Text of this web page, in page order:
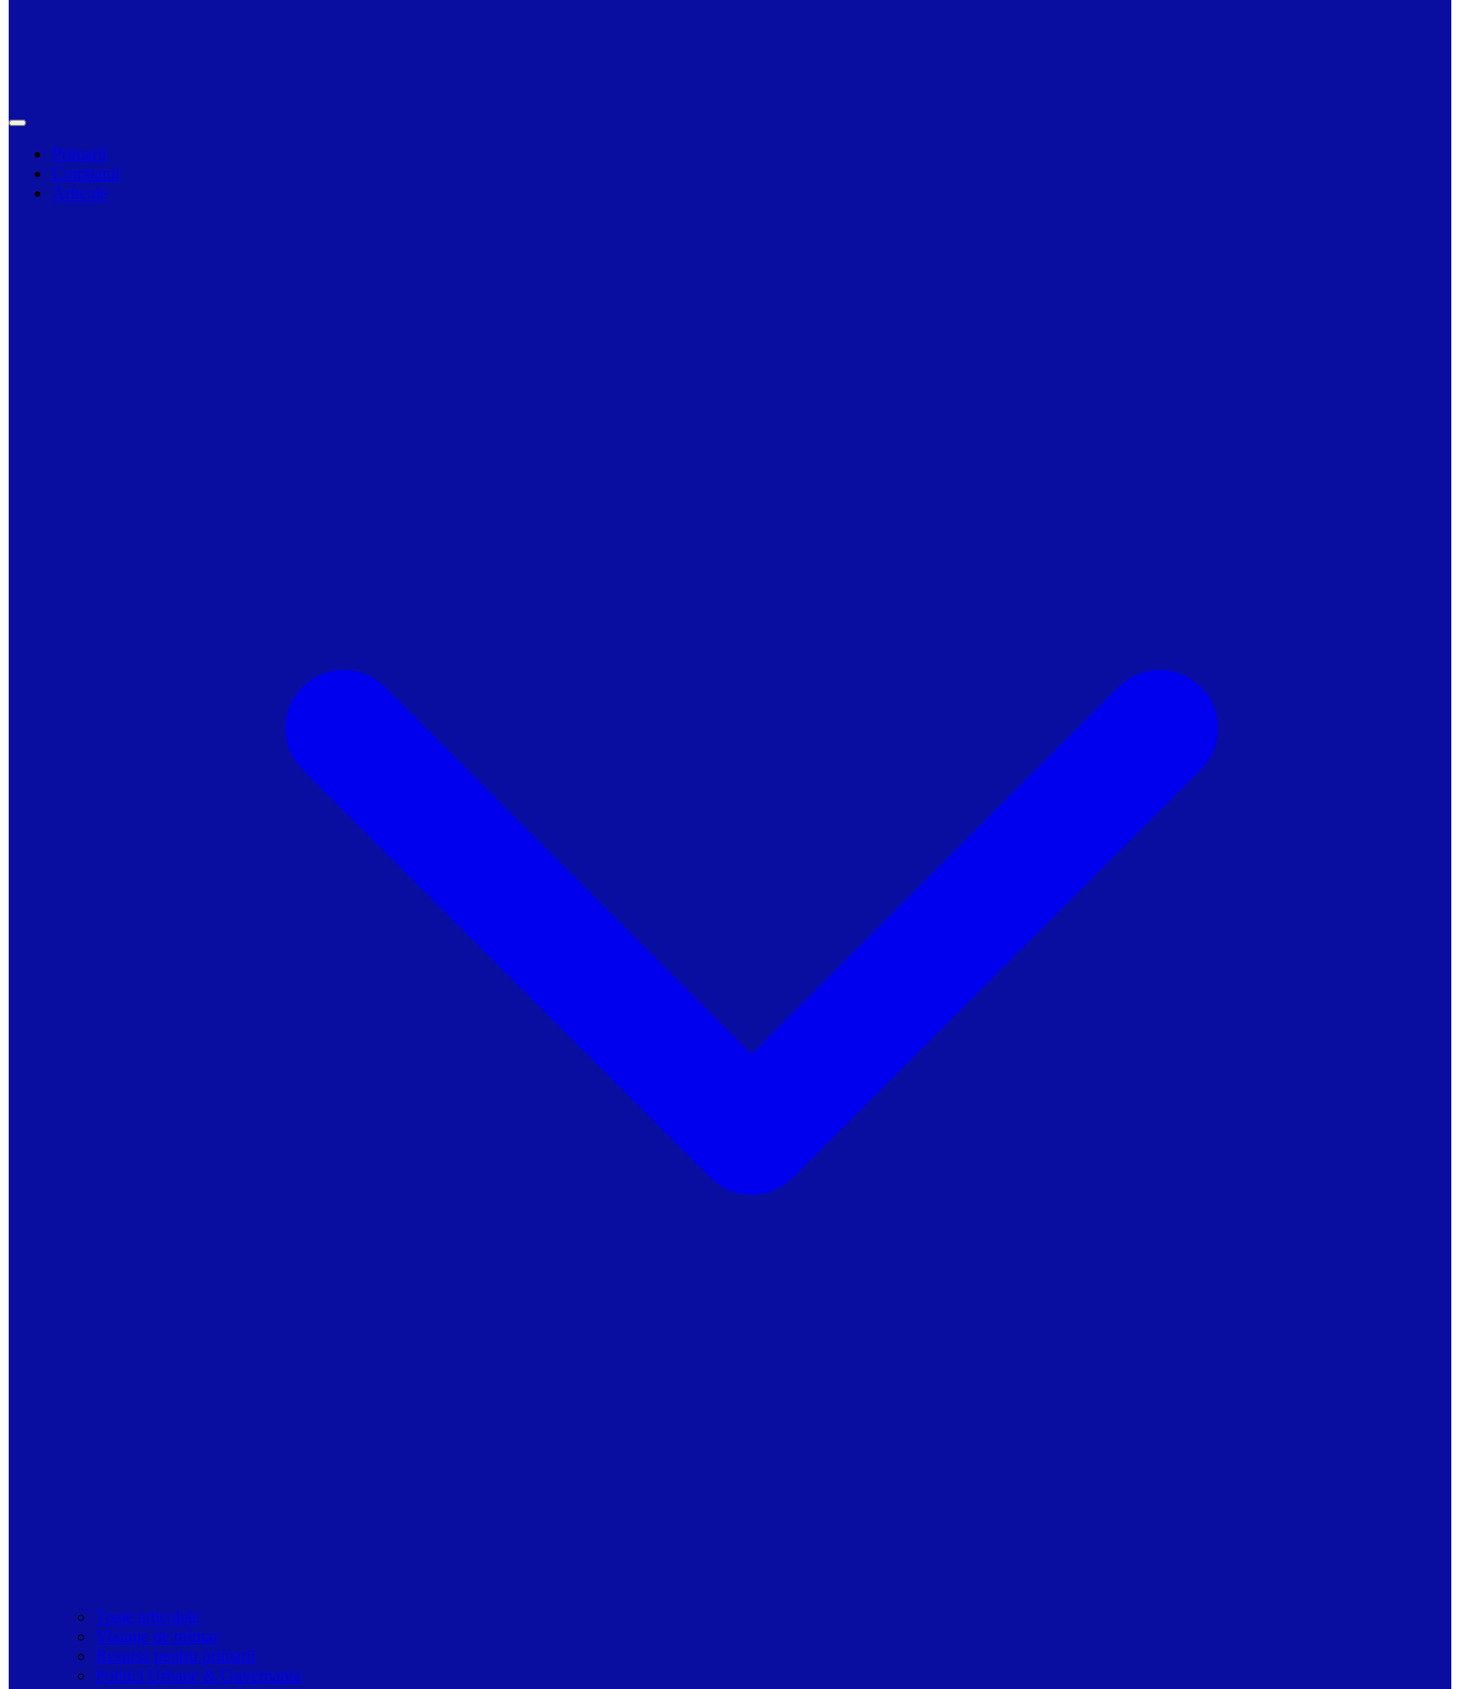
Primarii
Companii
Articole
Toate articolele
Viziune de primar
Resurse pentru primarii
Politici Urbane & Guvernanta